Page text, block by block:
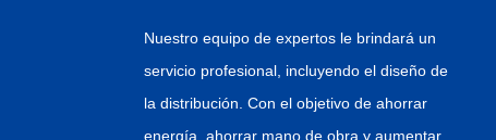
Puntos de venta de
fábrica para bebidas
carbonatadas...
Nuestro equipo de expertos le brindará un
servicio profesional, incluyendo el diseño de
la distribución. Con el objetivo de ahorrar
energía, ahorrar mano de obra y aumentar